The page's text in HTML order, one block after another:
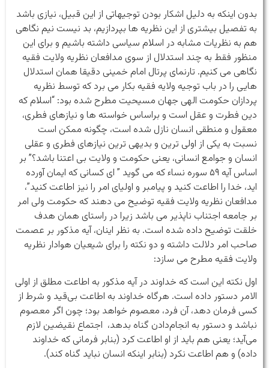
بدون اینکه به دلیل اشکار بودن توجیهاتی از این قبیل، نیازی باشد
به تفصیل بیشتری از این نظریه ها بپردازیم، بد نیست نیم نگاهی
هم به نظریات مشابه در اسلام سیاسی داشته باشیم و برای این
منظور فقط به چند استدلال از سوی مدافعان نظریه ولایت فقیه
نگاهی می کنیم. تارنمای پرتال امام خمینی دقیقا همان استدلال
هایی را در باب توجیه ولایه فقیه بکار می برد که توسط نظریه
پردازان حکومت الهی جهان مسیحیت مطرح شده بود: “اسلام که
دین فطرت و عقل است و براساس خواسته ها و نیازهای فطری،
معقول و منطقی انسان نازل شده است، چگونه ممکن است
نسبت به یکی از اولی ترین و بدیهی ترین نیازهای فطری و عقلی
انسان و جوامع انسانی، یعنی حکومت و ولایت بی اعتنا باشد؟” بر
اساس آیه ۵٩ سوره نساء که می گوید ” ای کسانی که ایمان آورده
اید، خدا را اطاعت کنید و پیامبر و اولیای امر را نیز اطاعت کنید”،
مدافعان نظریه ولایت فقیه توضیح می دهند که حکومت ولی امر
بر جامعه اجتناب ناپذیر می باشد زیرا در راستای همان هدف
خلقت توضیح داده شده است. به نظر اینان، آیه مذکور بر عصمت
صاحب امر دلالت داشته و دو نکته را برای شیعیان هوادار نظریه
ولایت فقیه مطرح می سازد:
اول نکته این است که خداوند در آیه مذکور به اطاعت مطلق از اولی
الامر دستور داده است. هرگاه خداوند به اطاعت بی‌قید و شرط از
کسی فرمان دهد، آن فرد، معصوم خواهد بود؛ چون اگر معصوم
نباشد و دستور به انجام‌دادن گناه بدهد، اجتماع نقیضین لازم
می‌آید؛ یعنی هم باید از او اطاعت کرد (بنابر فرمانی که خداوند
داده) و هم اطاعت نکرد (بنابر اینکه انسان نباید گناه کند).